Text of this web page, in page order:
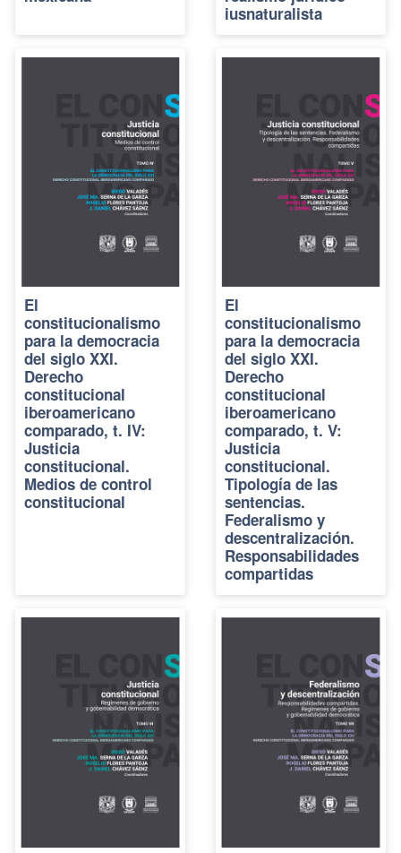
iusnaturalista
El
constitucionalismo
para la democracia
del siglo XXI.
Derecho
constitucional
iberoamericano
comparado, t. IV:
Justicia
constitucional.
Medios de control
constitucional
El
constitucionalismo
para la democracia
del siglo XXI.
Derecho
constitucional
iberoamericano
comparado, t. V:
Justicia
constitucional.
Tipología de las
sentencias.
Federalismo y
descentralización.
Responsabilidades
compartidas